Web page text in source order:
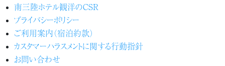
南三陸ホテル観洋のCSR
プライバシーポリシー
ご利用案内（宿泊約款）
カスタマーハラスメントに関する行動指針
お問い合わせ